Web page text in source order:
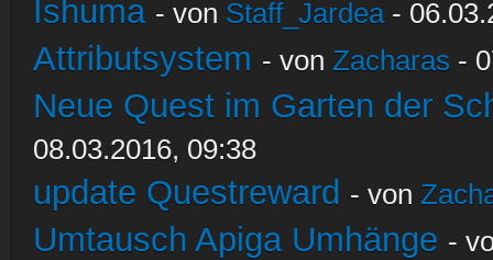
Ishuma - von Staff_Jardea-
Attributsystem - von Zacharas -
Neue Quest im Garten der
08.03.2016, 09:38
update Questreward - von
Umtausch Apiga Umhänge -